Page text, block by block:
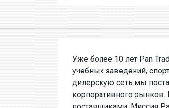
Уже более 10 лет Pan
учебных заведений,
дилерскую сеть мы
корпоративного